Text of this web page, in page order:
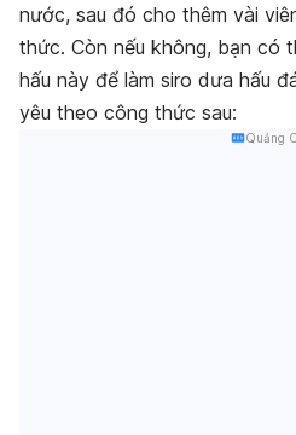
nước, sau đó cho thêm vài
thức. Còn nếu không, bạn có
hấu này để làm siro dưa hấu
yêu theo công thức sau:
Quảng